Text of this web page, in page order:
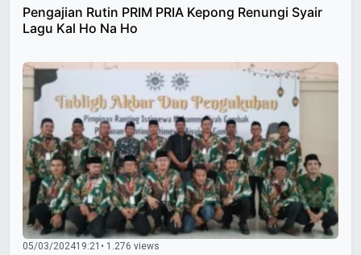
Pengajian Rutin PRIM PRIA Kepong Renungi Syair
Lagu Kal Ho Na Ho
05/03/202419:21 • 1.276 views